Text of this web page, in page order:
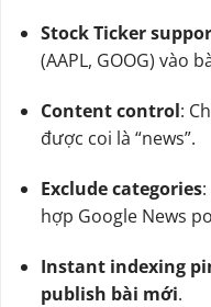
Stock Ticker
(AAPL, GOOG) vào
Content control:
được coi là “news”.
Exclude categories:
hợp Google News
Instant indexing
publish bài mới.